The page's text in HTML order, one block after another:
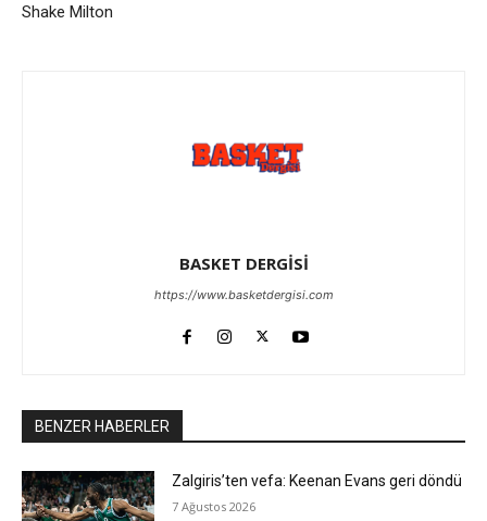
Shake Milton
BASKET DERGİSİ
https://www.basketdergisi.com
BENZER HABERLER
Zalgiris’ten vefa: Keenan Evans geri döndü
7 Ağustos 2026